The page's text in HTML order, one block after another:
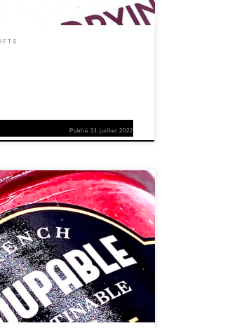
Publié31 juillet 2022
quentin… Ils se sont lancés en mai
fou de création d’entreprise : une
familiale, dans le but de devenir de
! Grâce à leur atelier de
situé au Havre, ils cuisinent des